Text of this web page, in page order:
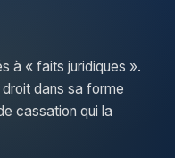
à « faits juridiques ».
dans sa forme
cassation qui la